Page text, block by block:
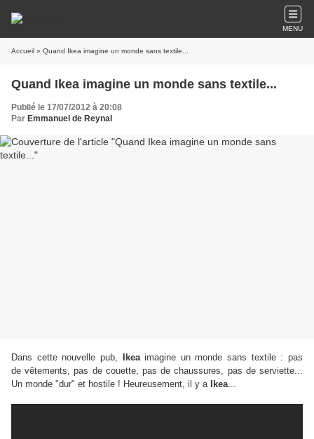
MENU
Accueil » Quand Ikea imagine un monde sans textile...
Quand Ikea imagine un monde sans textile...
Publié le 17/07/2012 à 20:08
Par Emmanuel de Reynal
Dans cette nouvelle pub, Ikeaimagine un monde sans textile : pas
devêtements, pas de couette, pas de chaussures, pas de serviette...
Un monde "dur" et hostile ! Heureusement, il y a Ikea...